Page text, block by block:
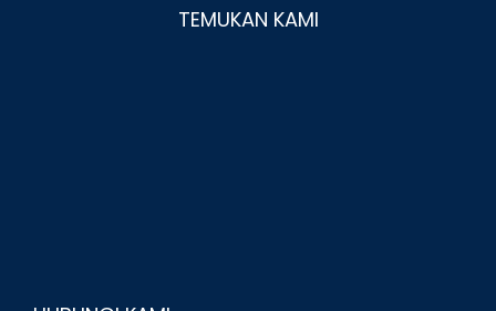
TEMUKAN KAMI